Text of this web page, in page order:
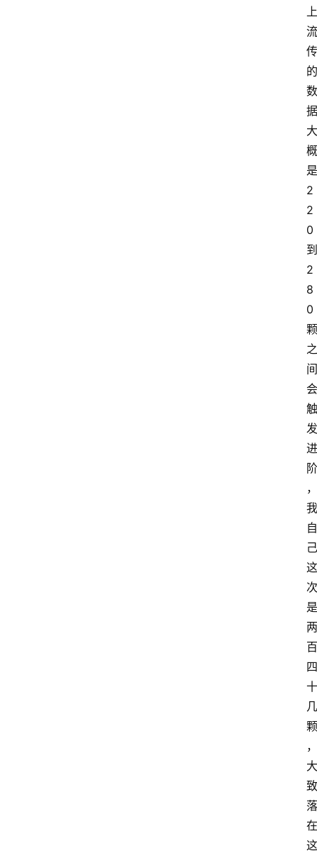
上
流
传
的
数
据
大
概
是
2
2
0
到
2
8
0
颗
之
间
会
触
发
进
阶
，
我
自
己
这
次
是
两
百
四
十
几
颗
，
大
致
落
在
这